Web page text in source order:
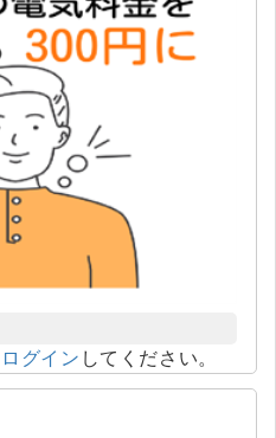
ログイン してください。